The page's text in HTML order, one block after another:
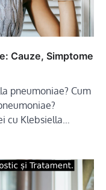
Cauze, Simptome
pneumoniae? Cum
cu Klebsiella…